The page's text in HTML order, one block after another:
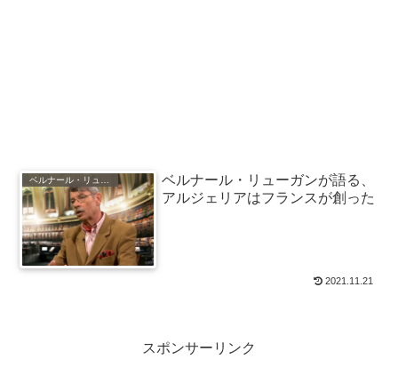
ベルナール・リューガンが語る、
アルジェリアはフランスが創った
2021.11.21
スポンサーリンク